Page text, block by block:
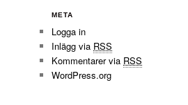
META
Logga in
Inlägg via RSS
Kommentarer via RSS
WordPress.org